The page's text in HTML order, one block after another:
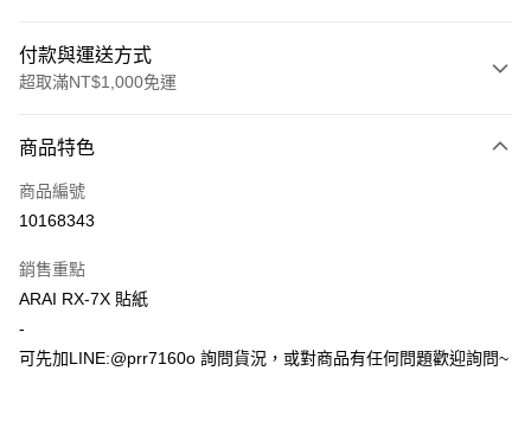
付款與運送方式
超取滿NT$1,000免運
信用卡一次付款
超商取貨付款
ATM付款
運送方式
商品特色
商品編號
10168343
銷售重點
ARAI RX-7X 貼紙
-
可先加LINE:@prr7160o 詢問貨況，或對商品有任何問題歡迎詢問~